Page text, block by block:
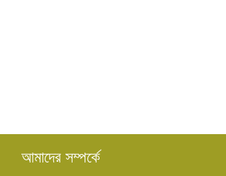
আমাদের সম্পর্কে